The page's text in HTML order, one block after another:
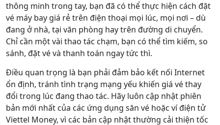
thông minh trong tay, bạn đã có thể thực hiện cách đặt
vé máy bay giá rẻ trên điện thoại mọi lúc, mọi nơi – dù
đang ở nhà, tại văn phòng hay trên đường di chuyển.
Chỉ cần một vài thao tác chạm, bạn có thể tìm kiếm, so
sánh, đặt vé và thanh toán ngay tức thì.
Điều quan trọng là bạn phải đảm bảo kết nối Internet
ổn định, tránh tình trạng mạng yếu khiến giá vé thay
đổi trong lúc đang thao tác. Hãy luôn cập nhật phiên
bản mới nhất của các ứng dụng săn vé hoặc ví điện tử
Viettel Money, vì các bản cập nhật thường cải thiện tốc